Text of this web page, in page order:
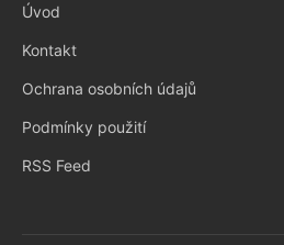
Úvod
Kontakt
Ochrana osobních údajů
Podmínky použití
RSS Feed